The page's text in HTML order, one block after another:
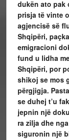
dukën ato pak
prisja të vinte
agjencisë së
Shqipëri,
emigracioni
fund u lidha
Shqipëri, por
shikoj se mos
përgjigja.
se duhej t’u
jepnin një
ra zilja dhe
siguronin një